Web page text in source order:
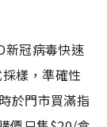
新冠病毒快速
樣，準確性
於門市買滿指